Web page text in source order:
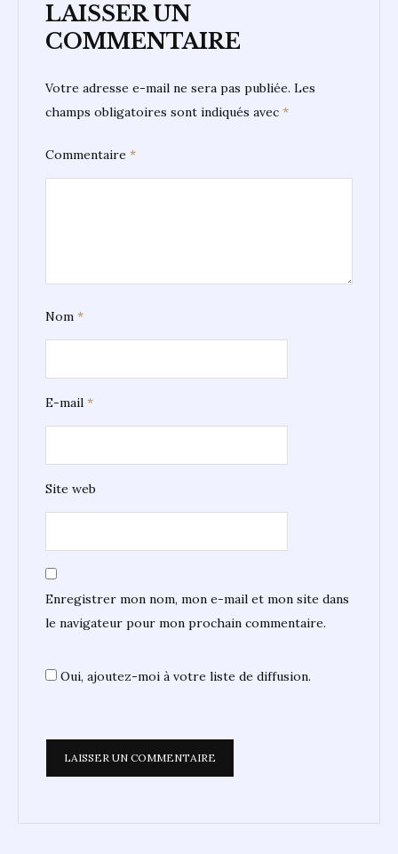
LAISSER UN
COMMENTAIRE
Votre adresse e-mail ne sera pas publiée. Les
champs obligatoires sont indiqués avec *
Commentaire *
Nom *
E-mail *
Site web
Enregistrer mon nom, mon e-mail et mon site dans
le navigateur pour mon prochain commentaire.
Oui, ajoutez-moi à votre liste de diffusion.